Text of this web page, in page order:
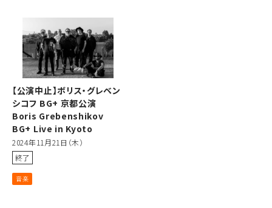
【公演中止】ボリス・グレベン
シコフ BG+ 京都公演
Boris Grebenshikov
BG+ Live in Kyoto
2024年11月21日（木）
終了
音楽